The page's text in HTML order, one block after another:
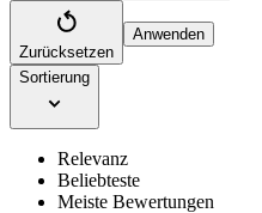
Zurücksetzen
Anwenden
Sortierung
Relevanz
Beliebteste
Meiste Bewertungen